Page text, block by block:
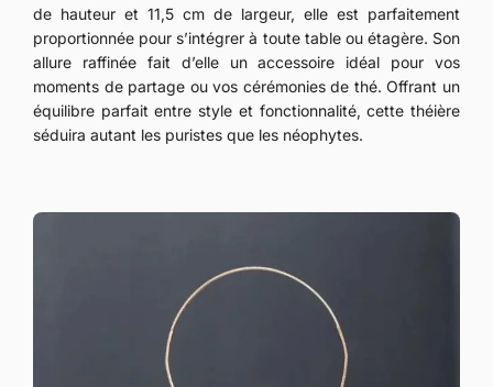
de hauteur et 11,5 cm de largeur, elle est parfaitement
proportionnée pour s’intégrer à toute table ou étagère. Son
allure raffinée fait d’elle un accessoire idéal pour vos
moments de partage ou vos cérémonies de thé. Offrant un
équilibre parfait entre style et fonctionnalité, cette théière
séduira autant les puristes que les néophytes.